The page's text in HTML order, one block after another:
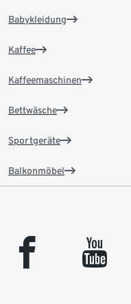
Babykleidung
Kaffee
Kaffeemaschinen
Bettwäsche
Sportgeräte
Balkonmöbel
facebook youtube